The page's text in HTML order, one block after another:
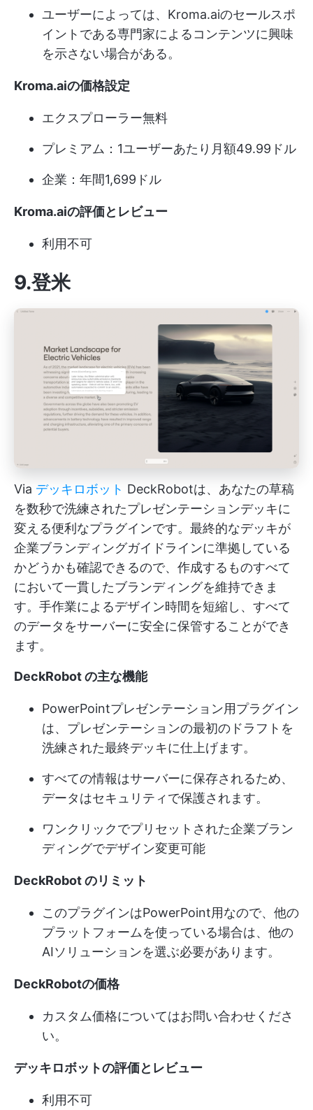
ユーザーによっては、Kroma.aiのセールスポ
イントである専門家によるコンテンツに興味
を示さない場合がある。
Kroma.aiの価格設定
エクスプローラー無料
プレミアム：1ユーザーあたり月額49.99ドル
企業：年間1,699ドル
Kroma.aiの評価とレビュー
利用不可
9.登米
Via デッキロボット DeckRobotは、あなたの草稿
を数秒で洗練されたプレゼンテーションデッキに
変える便利なプラグインです。最終的なデッキが
企業ブランディングガイドラインに準拠している
かどうかも確認できるので、作成するものすべて
において一貫したブランディングを維持できま
す。手作業によるデザイン時間を短縮し、すべて
のデータをサーバーに安全に保管することができ
ます。
DeckRobot の主な機能
PowerPointプレゼンテーション用プラグイン
は、プレゼンテーションの最初のドラフトを
洗練された最終デッキに仕上げます。
すべての情報はサーバーに保存されるため、
データはセキュリティで保護されます。
ワンクリックでプリセットされた企業ブラン
ディングでデザイン変更可能
DeckRobot のリミット
このプラグインはPowerPoint用なので、他の
プラットフォームを使っている場合は、他の
AIソリューションを選ぶ必要があります。
DeckRobotの価格
カスタム価格についてはお問い合わせくださ
い。
デッキロボットの評価とレビュー
利用不可